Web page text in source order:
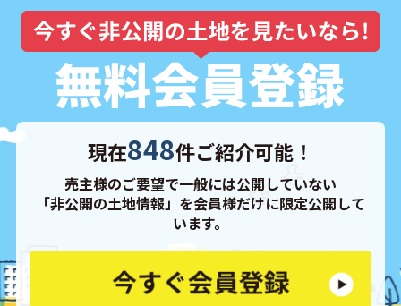
現在848件ご紹介可能！
売主様のご要望で一般には公開していない
「非公開の土地情報」を会員様だけに限定公開して
います。